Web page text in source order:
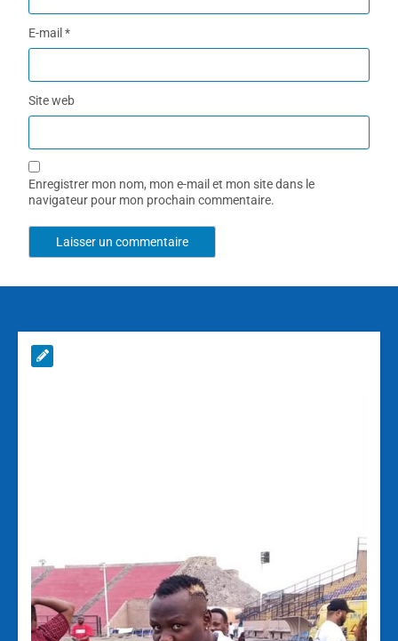
E-mail*
Site web
Enregistrer mon nom, mon e-mail et mon site dans le
navigateur pour mon prochain commentaire.